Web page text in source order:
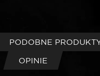
PODOBNE
OPINIE